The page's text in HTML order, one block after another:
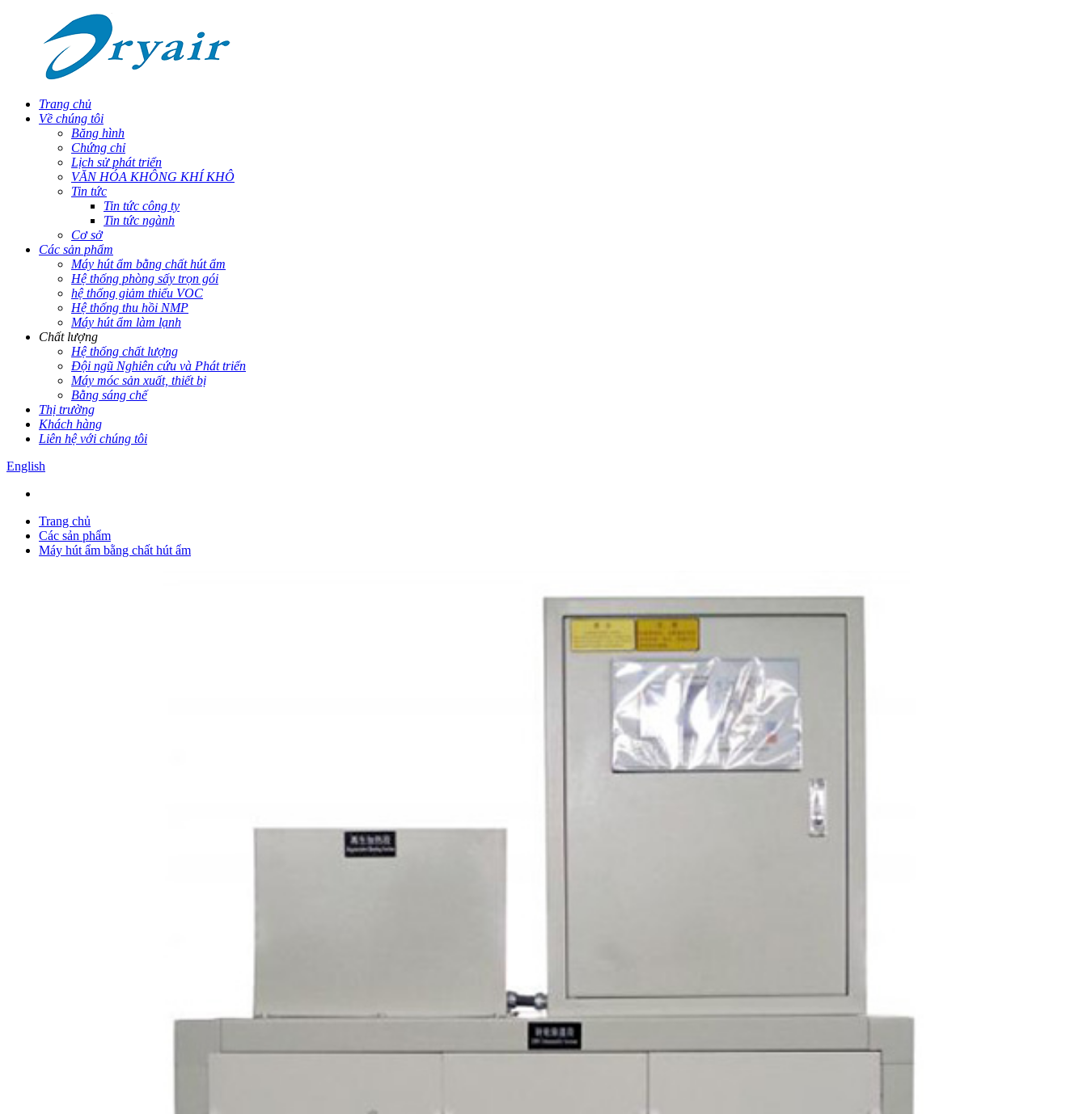
Trang chủ
Về chúng tôi
Băng hình
Chứng chỉ
Lịch sử phát triển
VĂN HÓA KHÔNG KHÍ KHÔ
Tin tức
Tin tức công ty
Tin tức ngành
Cơ sở
Các sản phẩm
Máy hút ẩm bằng chất hút ẩm
Hệ thống phòng sấy trọn gói
hệ thống giảm thiểu VOC
Hệ thống thu hồi NMP
Máy hút ẩm làm lạnh
Chất lượng
Hệ thống chất lượng
Đội ngũ Nghiên cứu và Phát triển
Máy móc sản xuất, thiết bị
Bằng sáng chế
Thị trường
Khách hàng
Liên hệ với chúng tôi
English
Trang chủ
Các sản phẩm
Máy hút ẩm bằng chất hút ẩm